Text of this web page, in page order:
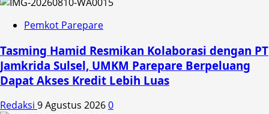
Pemkot Parepare
Tasming Hamid Resmikan Kolaborasi dengan PT
Jamkrida Sulsel, UMKM Parepare Berpeluang
Dapat Akses Kredit Lebih Luas
Redaksi 9 Agustus 20260